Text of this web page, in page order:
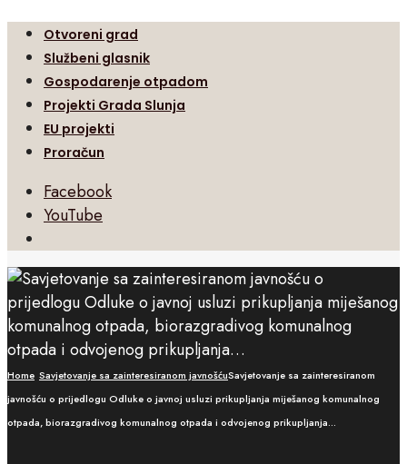
Otvoreni grad
Službeni glasnik
Gospodarenje otpadom
Projekti Grada Slunja
EU projekti
Proračun
Facebook
YouTube
Search
Window
Home Savjetovanje sa zainteresiranom javnošćuSavjetovanje sa zainteresiranom
javnošću o prijedlogu Odluke o javnoj usluzi prikupljanja miješanog komunalnog
otpada, biorazgradivog komunalnog otpada i odvojenog prikupljanja…